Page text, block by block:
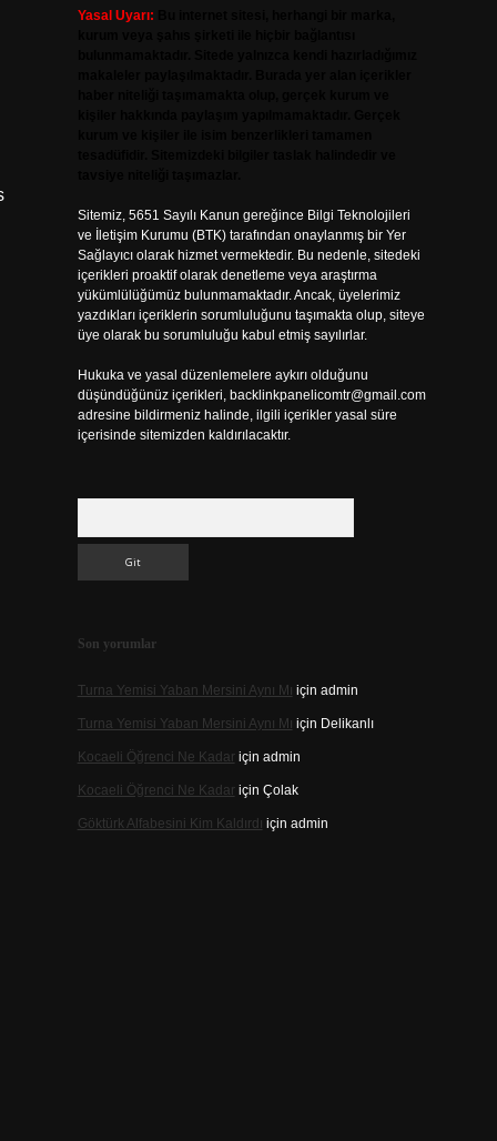
Yasal Uyarı:
Sitemiz, 5651 Sayılı Kanun gereğince Bilgi Teknolojileri
ve İletişim Kurumu (BTK) tarafından onaylanmış bir Yer
Sağlayıcı olarak hizmet vermektedir. Bu nedenle, sitedeki
içerikleri proaktif olarak denetleme veya araştırma
yükümlülüğümüz bulunmamaktadır. Ancak, üyelerimiz
yazdıkları içeriklerin sorumluluğunu taşımakta olup, siteye
üye olarak bu sorumluluğu kabul etmiş sayılırlar.
Hukuka ve yasal düzenlemelere aykırı olduğunu
düşündüğünüz içerikleri, backlinkpanelicomtr@gmail.com
adresine bildirmeniz halinde, ilgili içerikler yasal süre
içerisinde sitemizden kaldırılacaktır.
Son yorumlar
Turna Yemisi Yaban Mersini Aynı Mı için admin
Turna Yemisi Yaban Mersini Aynı Mı için Delikanlı
Kocaeli Öğrenci Ne Kadariçin admin
Kocaeli Öğrenci Ne Kadariçin Çolak
Göktürk Alfabesini Kim Kaldırdı için admin